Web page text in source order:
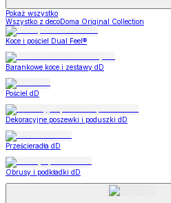
Pokaż wszystko
Wszystko z decoDoma Original Collection
Koce i pościel Dual Feel®
Barankowe koce i zestawy dD
Pościel dD
Dekoracyjne poszewki i poduszki dD
Prześcieradła dD
Obrusy i podkładki dD